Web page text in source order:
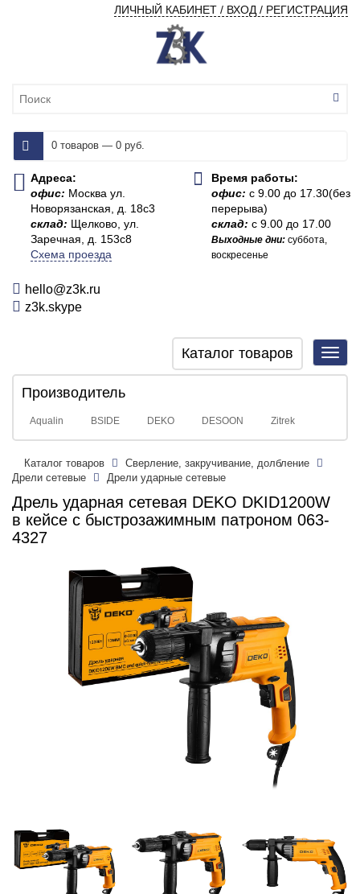
ЛИЧНЫЙ КАБИНЕТ / ВХОД / РЕГИСТРАЦИЯ
0 товаров — 0 руб.
Адреса:
офис: Москва ул.
Новорязанская, д. 18с3
склад: Щелково, ул.
Заречная, д. 153с8
Схема проезда
Время работы:
офис:с 9.00 до 17.30(без
перерыва)
склад:с 9.00 до 17.00
Выходные дни:суббота,
воскресенье
hello@z3k.ru
z3k.skype
Каталог товаров
Производитель
Aqualin BSIDE DEKO DESOON Zitrek
Каталог товаров
Сверление, закручивание, долбление
Дрели сетевые
Дрели ударные сетевые
Дрель ударная сетевая DEKO DKID1200W
в кейсе с быстрозажимным патроном 063-
4327